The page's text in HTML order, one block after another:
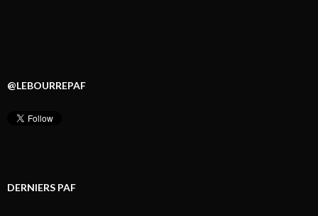
@LEBOURREPAF
DERNIERS PAF